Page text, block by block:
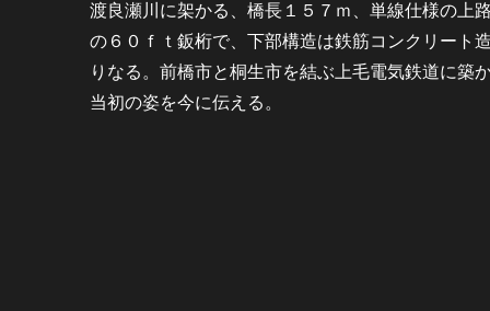
渡良瀬川に架かる、橋長１５７ｍ、単線仕様の上
の６０ｆｔ鈑桁で、下部構造は鉄筋コンクリート
りなる。前橋市と桐生市を結ぶ上毛電気鉄道に築
当初の姿を今に伝える。